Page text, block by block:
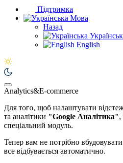
Підтримка
Мова
Назад
English
Analytics&E-commerce
Для того, щоб налаштувати
та аналітики "Google Аналітика",
спеціальний модуль.
Тепер вам не потрібно
все відбувається автоматично.